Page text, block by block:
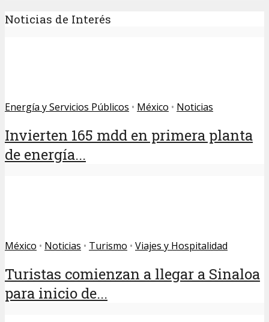
Noticias de Interés
Energía y Servicios Públicos • México • Noticias
Invierten 165 mdd en primera planta
de energía...
México • Noticias • Turismo • Viajes y Hospitalidad
Turistas comienzan a llegar a Sinaloa
para inicio de...